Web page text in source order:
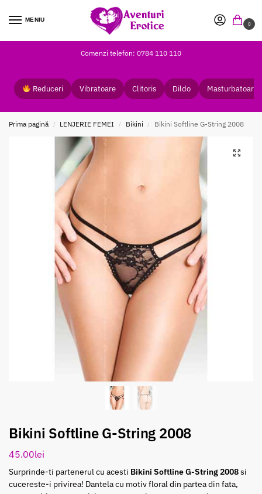
MENIU
0
Comenzi telefon: 0784 110 110
Reduceri Vibratoare Clitoris Dildo Masturbatoare
Prima pagină / LENJERIE FEMEI / Bikini / Bikini Softline G-String 2008
Bikini Softline G-String 2008
45.00lei
Surprinde-ti partenerul cu acesti Bikini Softline G-String 2008si
cucereste-i privirea! Dantela cu motiv floral din partea din fata,